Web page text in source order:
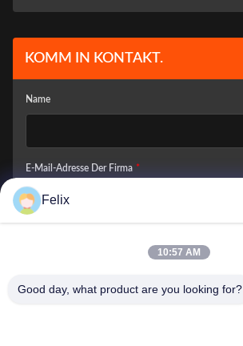
KOMM IN KONTAKT.
Name
E-Mail-Adresse Der Firma *
Felix
10:57 AM
Good day, what product are you looking for?